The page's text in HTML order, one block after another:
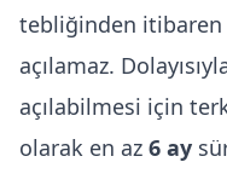
tebliğinden itibaren
açılamaz.
açılabilmesi için
olarak en az 6 ay